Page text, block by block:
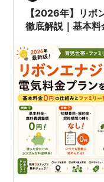
【2026年】リボ
徹底解説｜基本